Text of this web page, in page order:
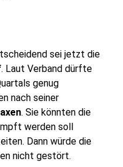
sei jetzt die
. Laut Verband dürfte
genug
nach seiner
. Sie könnten die
werden soll
Dann würde die
nicht gestört.